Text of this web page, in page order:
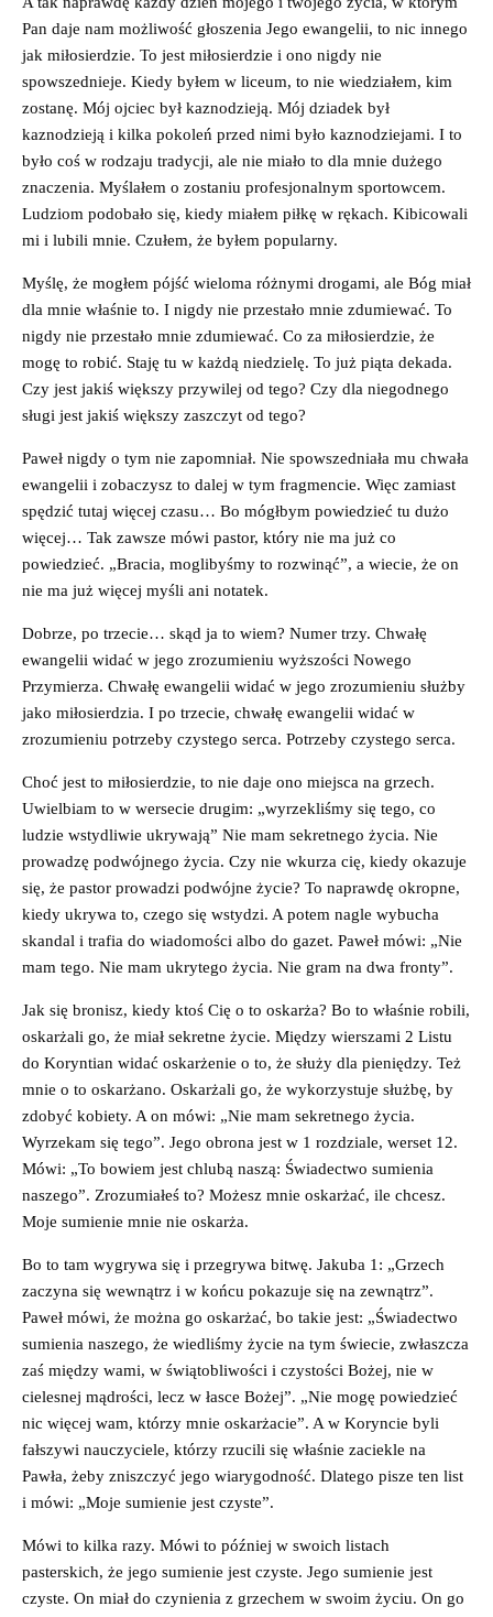
Pan daje nam możliwość głoszenia Jego ewangelii, to nic innego
jak miłosierdzie. To jest miłosierdzie i ono nigdy nie
spowszednieje. Kiedy byłem w liceum, to nie wiedziałem, kim
zostanę. Mój ojciec był kaznodzieją. Mój dziadek był
kaznodzieją i kilka pokoleń przed nimi było kaznodziejami. I to
było coś w rodzaju tradycji, ale nie miało to dla mnie dużego
znaczenia. Myślałem o zostaniu profesjonalnym sportowcem.
Ludziom podobało się, kiedy miałem piłkę w rękach. Kibicowali
mi i lubili mnie. Czułem, że byłem popularny.
Myślę, że mogłem pójść wieloma różnymi drogami, ale Bóg miał
dla mnie właśnie to. I nigdy nie przestało mnie zdumiewać. To
nigdy nie przestało mnie zdumiewać. Co za miłosierdzie, że
mogę to robić. Staję tu w każdą niedzielę. To już piąta dekada.
Czy jest jakiś większy przywilej od tego? Czy dla niegodnego
sługi jest jakiś większy zaszczyt od tego?
Paweł nigdy o tym nie zapomniał. Nie spowszedniała mu chwała
ewangelii i zobaczysz to dalej w tym fragmencie. Więc zamiast
spędzić tutaj więcej czasu… Bo mógłbym powiedzieć tu dużo
więcej… Tak zawsze mówi pastor, który nie ma już co
powiedzieć. „Bracia, moglibyśmy to rozwinąć”, a wiecie, że on
nie ma już więcej myśli ani notatek.
Dobrze, po trzecie… skąd ja to wiem? Numer trzy. Chwałę
ewangelii widać w jego zrozumieniu wyższości Nowego
Przymierza. Chwałę ewangelii widać w jego zrozumieniu służby
jako miłosierdzia. I po trzecie, chwałę ewangelii widać w
zrozumieniu potrzeby czystego serca. Potrzeby czystego serca.
Choć jest to miłosierdzie, to nie daje ono miejsca na grzech.
Uwielbiam to w wersecie drugim: „wyrzekliśmy się tego, co
ludzie wstydliwie ukrywają” Nie mam sekretnego życia. Nie
prowadzę podwójnego życia. Czy nie wkurza cię, kiedy okazuje
się, że pastor prowadzi podwójne życie? To naprawdę okropne,
kiedy ukrywa to, czego się wstydzi. A potem nagle wybucha
skandal i trafia do wiadomości albo do gazet. Paweł mówi: „Nie
mam tego. Nie mam ukrytego życia. Nie gram na dwa fronty”.
Jak się bronisz, kiedy ktoś Cię o to oskarża? Bo to właśnie robili,
oskarżali go, że miał sekretne życie. Między wierszami 2 Listu
do Koryntian widać oskarżenie o to, że służy dla pieniędzy. Też
mnie o to oskarżano. Oskarżali go, że wykorzystuje służbę, by
zdobyć kobiety. A on mówi: „Nie mam sekretnego życia.
Wyrzekam się tego”. Jego obrona jest w 1 rozdziale, werset 12.
Mówi: „To bowiem jest chlubą naszą: Świadectwo sumienia
naszego”. Zrozumiałeś to? Możesz mnie oskarżać, ile chcesz.
Moje sumienie mnie nie oskarża.
Bo to tam wygrywa się i przegrywa bitwę. Jakuba 1: „Grzech
zaczyna się wewnątrz i w końcu pokazuje się na zewnątrz”.
Paweł mówi, że można go oskarżać, bo takie jest: „Świadectwo
sumienia naszego, że wiedliśmy życie na tym świecie, zwłaszcza
zaś między wami, w świątobliwości i czystości Bożej, nie w
cielesnej mądrości, lecz w łasce Bożej”. „Nie mogę powiedzieć
nic więcej wam, którzy mnie oskarżacie”. A w Koryncie byli
fałszywi nauczyciele, którzy rzucili się właśnie zaciekle na
Pawła, żeby zniszczyć jego wiarygodność. Dlatego pisze ten list
i mówi: „Moje sumienie jest czyste”.
Mówi to kilka razy. Mówi to później w swoich listach
pasterskich, że jego sumienie jest czyste. Jego sumienie jest
czyste. On miał do czynienia z grzechem w swoim życiu. On go